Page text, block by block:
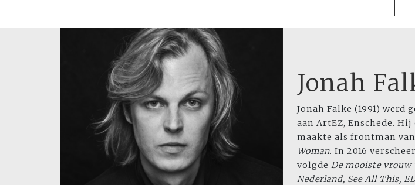
Jonah
Jonah Falke (1991) werd
aan ArtEZ, Enschede.
maakte als frontman
Woman. In 2016
volgde De mooiste vrouw
Nederland, See All This,